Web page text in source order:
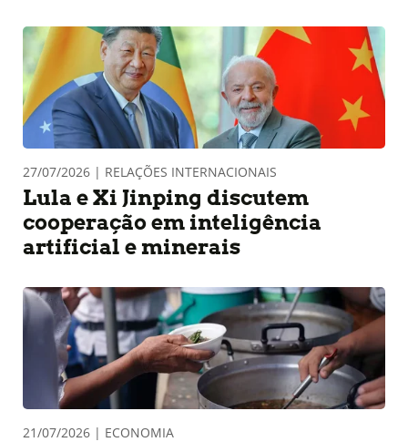
27/07/2026 | RELAÇÕES INTERNACIONAIS
Lula e Xi Jinping discutem
cooperação em inteligência
artificial e minerais
21/07/2026 | ECONOMIA